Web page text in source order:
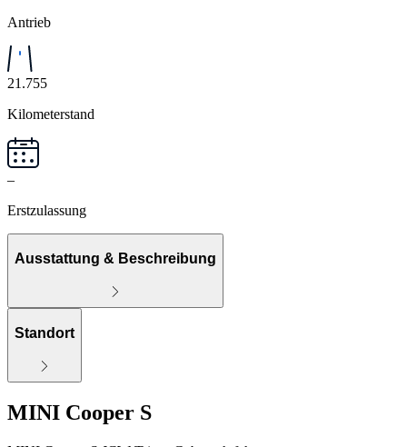
Antrieb
21.755
Kilometerstand
–
Erstzulassung
Ausstattung & Beschreibung
Standort
MINI Cooper S